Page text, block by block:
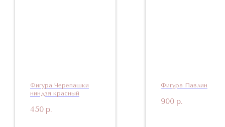
Фигура Черепашки
ниндзя красный
450 р.
Фигура Павлин
900 р.